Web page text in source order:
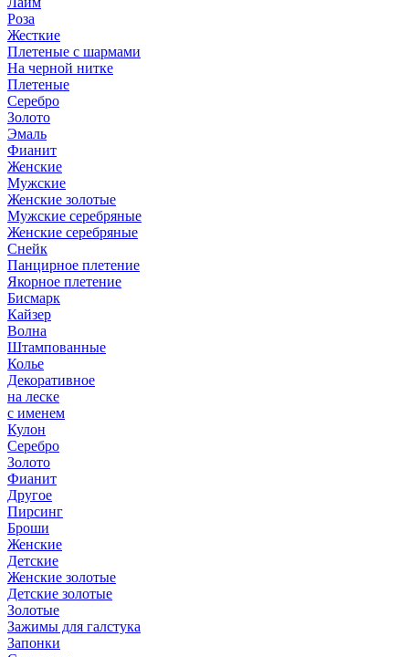
Роза
Жесткие
Плетеные с шармами
На черной нитке
Плетеные
Серебро
Золото
Эмаль
Фианит
Женские
Мужские
Женские золотые
Мужские серебряные
Женские серебряные
Снейк
Панцирное плетение
Якорное плетение
Бисмарк
Кайзер
Волна
Штампованные
Колье
Декоративное
на леске
с именем
Кулон
Серебро
Золото
Фианит
Другое
Пирсинг
Броши
Женские
Детские
Женские золотые
Детские золотые
Золотые
Зажимы для галстука
Запонки